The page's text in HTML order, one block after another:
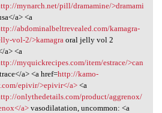
mynarch.net/pill/dramamine/>dramami
a> <a
abdominalbeltrevealed.com/kamagra-
vol-2/>kamagra oral jelly vol 2
a> <a
myquickrecipes.com/item/estrace/>can
a> <a href=http://kamo-
epivir/>epivir</a><a
onlythedetails.com/product/aggrenox/
a>vasodilatation, uncommon: <a